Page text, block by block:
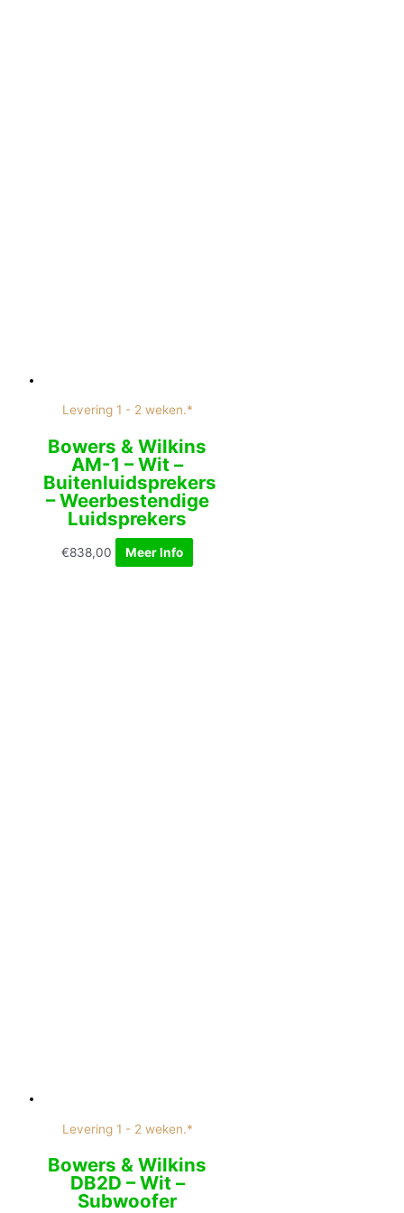
Levering 1 - 2 weken.*
Bowers & Wilkins
AM-1 – Wit –
Buitenluidsprekers
– Weerbestendige
Luidsprekers
€838,00 Meer Info
Levering 1 - 2 weken.*
Bowers & Wilkins
DB2D – Wit –
Subwoofer